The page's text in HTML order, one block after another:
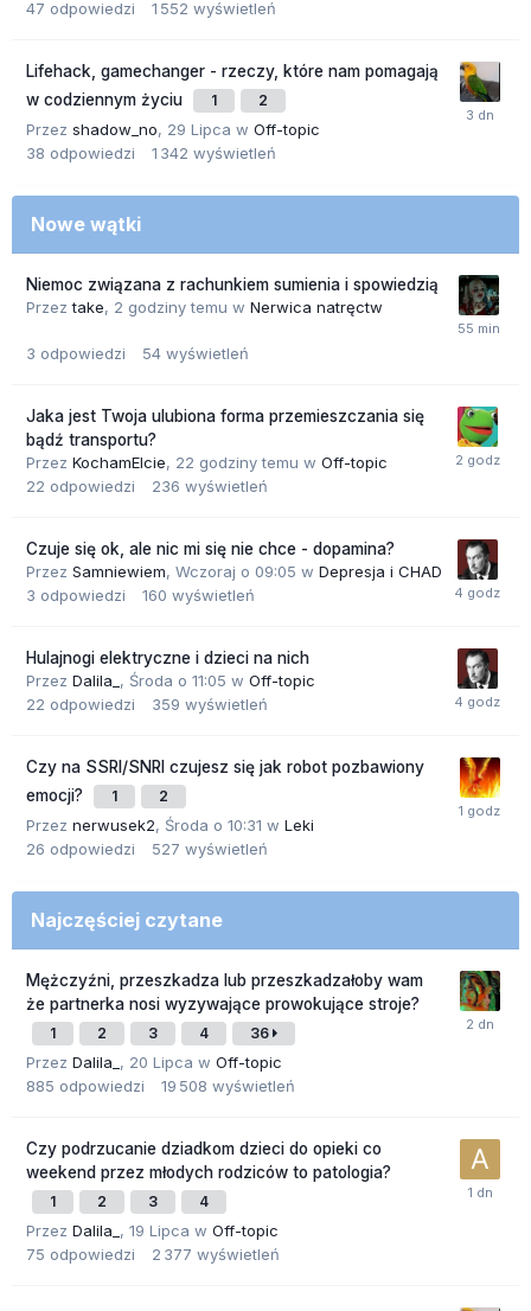
47 odpowiedzi 1 552 wyświetleń
Lifehack, gamechanger - rzeczy, które nam pomagają
w codziennym życiu
1 2
Przez shadow_no, 29 Lipca w Off-topic
38 odpowiedzi 1 342 wyświetleń
Nowe wątki
Niemoc związana z rachunkiem sumienia i spowiedzią
Przeztake, 2 godziny temu w Nerwica natręctw
3 odpowiedzi 54 wyświetleń
Jaka jest Twoja ulubiona forma przemieszczania się
bądź transportu?
Przez KochamElcie, 22 godziny temu w Off-topic
22 odpowiedzi 236 wyświetleń
Czuje się ok, ale nic mi się nie chce - dopamina?
Przez Samniewiem, Wczoraj o 09:05 w Depresja i CHAD
3 odpowiedzi 160 wyświetleń
Hulajnogi elektryczne i dzieci na nich
Przez Dalila_ , Środa o 11:05 w Off-topic
22 odpowiedzi 359 wyświetleń
Czy na SSRI/SNRI czujesz się jak robot pozbawiony
emocji?
1 2
Przez nerwusek2, Środa o 10:31 w Leki
26 odpowiedzi 527 wyświetleń
Najczęściej czytane
Mężczyźni, przeszkadza lub przeszkadzałoby wam
że partnerka nosi wyzywające prowokujące stroje?
1 2 3 4 36
Przez Dalila_ , 20 Lipca w Off-topic
885 odpowiedzi 19 508 wyświetleń
Czy podrzucanie dziadkom dzieci do opieki co
weekend przez młodych rodziców to patologia?
1 2 3 4
Przez Dalila_ , 19 Lipca w Off-topic
75 odpowiedzi 2 377 wyświetleń